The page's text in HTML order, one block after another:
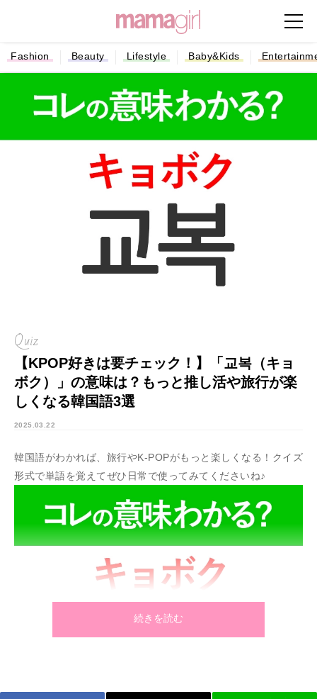
Fashion Beauty Lifestyle Baby&Kids
Quiz
【KPOP好きは要チェック！】「교복（キョ
ボク）」の意味は？もっと推し活や旅行が楽
しくなる韓国語3選
2025.03.22
韓国語がわかれば、旅行やK-POPがもっと楽しくなる！クイズ
形式で単語を覚えてぜひ日常で使ってみてくださいね♪
続きを読む